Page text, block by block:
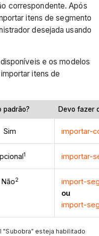
correspondente. Após
itens de segmento
desejada usando
e os modelos
itens de
padrão? Devo fazer
Sim importar-
1 importar-
Não2
import-
ou
import-
"Subobra" esteja habilitado